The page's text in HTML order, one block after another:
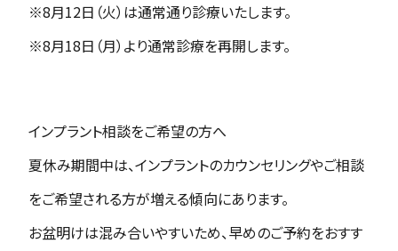
※8月12日（火）は通常通り診療いたします。
※8月18日（月）より通常診療を再開します。
インプラント相談をご希望の方へ
夏休み期間中は、インプラントのカウンセリングやご相談
をご希望される方が増える傾向にあります。
お盆明けは混み合いやすいため、早めのご予約をおすす